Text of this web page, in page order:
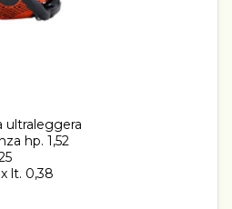
ultraleggera
hp. 1,52
lt. 0,38